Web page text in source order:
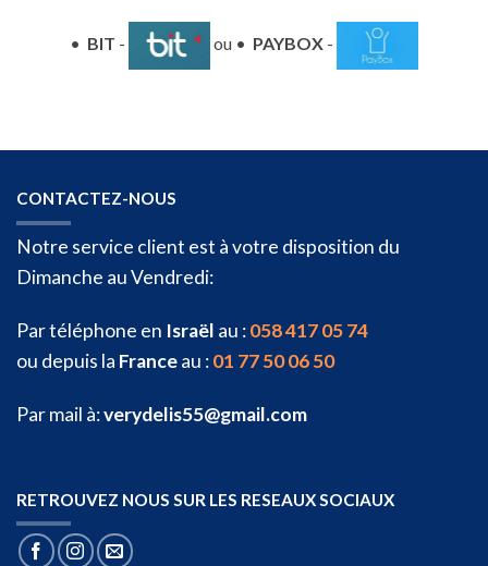
• BIT - ou • PAYBOX -
CONTACTEZ-NOUS
Notre service client est à votre disposition du
Dimanche au Vendredi:
Par téléphone en Israël au :058 417 05 74
ou depuis la Franceau :01 77 50 06 50
Par mail à:verydelis55@gmail.com
RETROUVEZ NOUS SUR LES RESEAUX SOCIAUX